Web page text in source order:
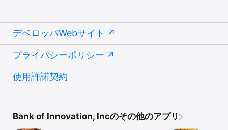
デベロッパWebサイト
プライバシーポリシー
使用許諾契約
Bank of Innovation, Incのその他のアプリ